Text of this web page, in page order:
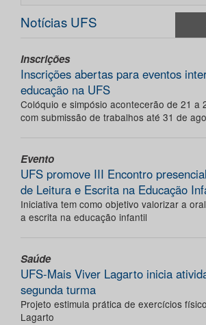
Notícias UFS
Inscrições
Inscrições abertas para eventos
educação na UFS
Colóquio e simpósio acontecerão de 21 a
com submissão de trabalhos até 31 de
Evento
UFS promove III Encontro
de Leitura e Escrita na Educação
Iniciativa tem como objetivo valorizar a
a escrita na educação infantil
Saúde
UFS-Mais Viver Lagarto inicia
segunda turma
Projeto estimula prática de exercícios
Lagarto